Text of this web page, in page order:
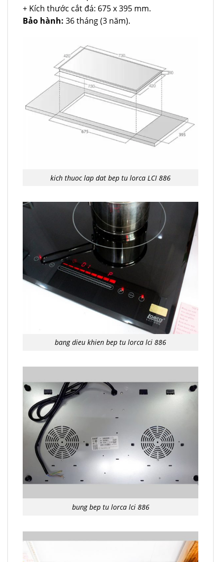
+ Kích thước cắt đá: 675 x 395 mm.
Bảo hành: 36 tháng (3 năm).
kich thuoc lap dat bep tu lorca LCI 886
bang dieu khien bep tu lorca lci 886
bung bep tu lorca lci 886